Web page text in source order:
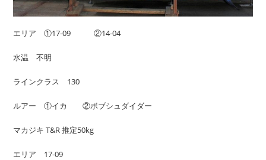
エリア ①17-09 ②14-04
水温 不明
ラインクラス 130
ルアー ①イカ ②ボブシュダイダー
マカジキ T&R 推定50kg
エリア 17-09